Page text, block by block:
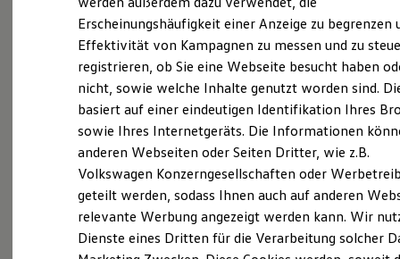
Ladezeitensimulator
Batterie
Sicherheit
Garantie und Lebensdauer
Nachhaltigkeit
Technologie
Kosten und Kauf
Verbrauchskosten
Kaufoptionen
E-Auto-Förderung
Software und Konnektivität
Die ID. Software 6
ID. Software Versionen und Updates
Digitale Extras
Schnittstellen zu Ihrem ID.
Erscheinungshäufigkeit einer Anzeige zu begrenzen
Effektivität von Kampagnen zu messen und zu
registrieren, ob Sie eine Webseite besucht haben
nicht, sowie welche Inhalte genutzt worden sind.
basiert auf einer eindeutigen Identifikation Ihres
sowie Ihres Internetgeräts. Die Informationen
anderen Webseiten oder Seiten Dritter, wie z.B.
Volkswagen Konzerngesellschaften oder
geteilt werden, sodass Ihnen auch auf anderen
relevante Werbung angezeigt werden kann. Wir
Dienste eines Dritten für die Verarbeitung solcher